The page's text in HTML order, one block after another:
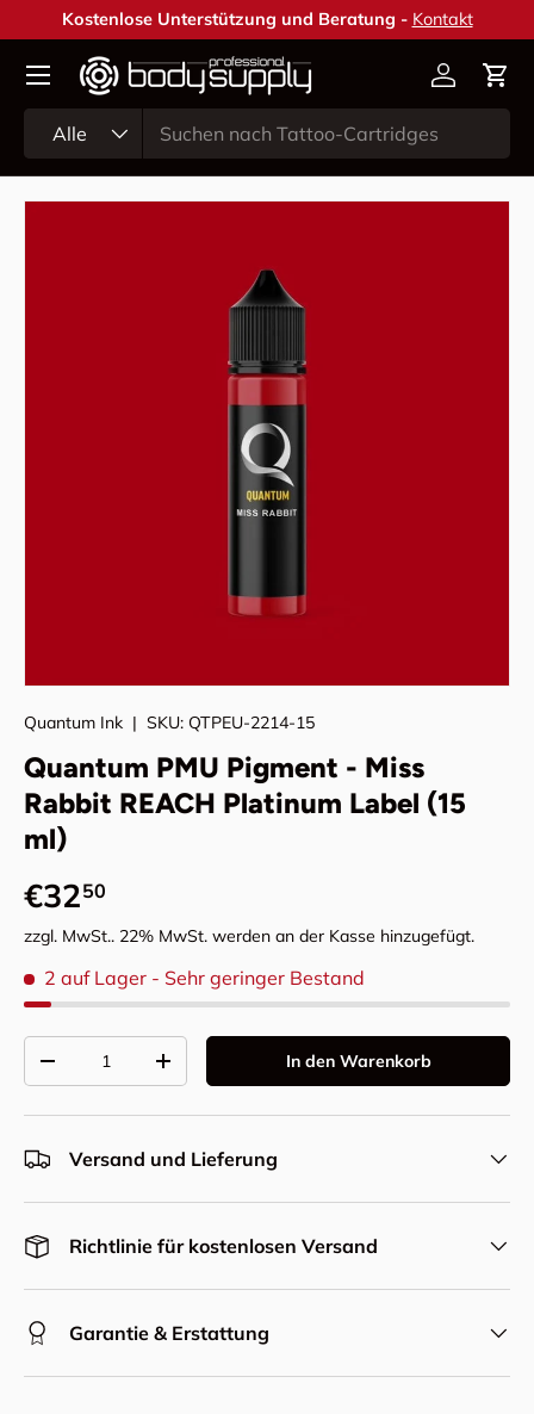
Direkt zum Inhalt
Kostenlose Unterstützung und Beratung - Kontakt
Alle
Konto
Quantum Ink | SKU: QTPEU-2214-15
Quantum PMU Pigment - Miss
Rabbit REACH Platinum Label (15
ml)
Normaler Preis
€3250
zzgl. MwSt.. 22% MwSt. werden an der Kasse hinzugefügt.
2 auf Lager - Sehr geringer Bestand
Menge verringernMenge erhöhen In den Warenkorb
Versand und Lieferung
Richtlinie für kostenlosen Versand
Garantie & Erstattung